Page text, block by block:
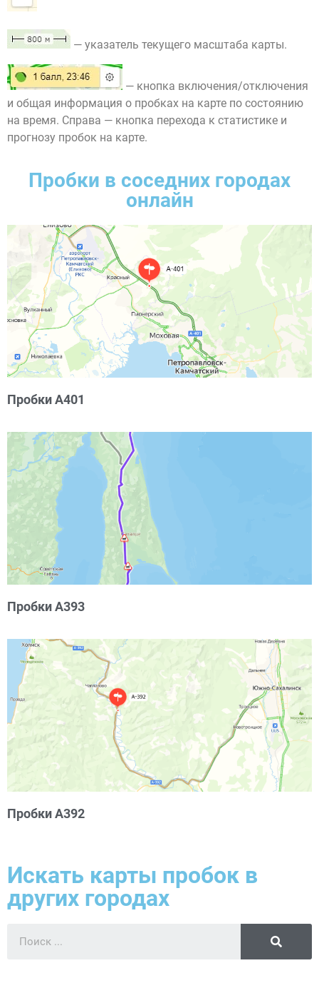
— указатель текущего масштаба карты.
— кнопка включения/отключения
и общая информация о пробках на карте по состоянию
на время. Справа — кнопка перехода к статистике и
прогнозу пробок на карте.
Пробки в соседних городах
онлайн
Пробки А401
Пробки А393
Пробки А392
Искать карты пробок в
других городах